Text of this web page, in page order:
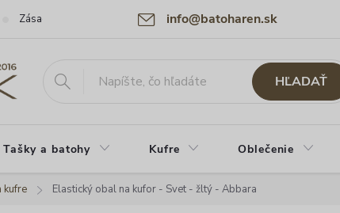
info@batoharen.sk
Zásady spracovania osobných údajov (GDPR) Podmienky
HĽADAŤ
Tašky a batohy Kufre Oblečenie
kufre Elastický obal na kufor - Svet - žltý - Abbara